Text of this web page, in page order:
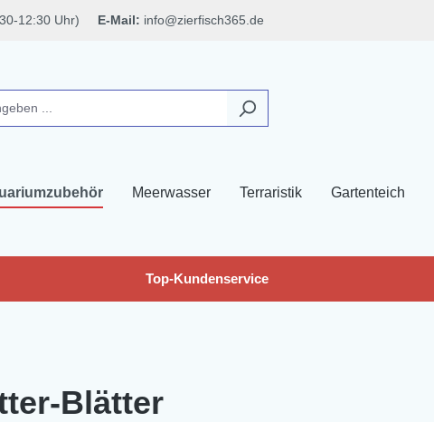
12:30 Uhr) E-Mail: info@zierfisch365.de
Meerwasser Terraristik Gartenteich
Top-Kundenservice
Blätter